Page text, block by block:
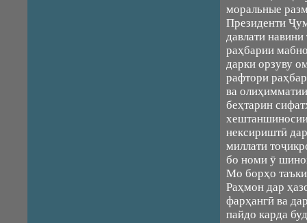
моральные
Президенти
давлати
раҳбарии
дарки орзуву
рафтори
ва
беҳтарин
нексириштӣ
миллати
бо номи ӯ
Мо борҳо
Раҳмон дар
фарҳангӣ ва
пайдо карда